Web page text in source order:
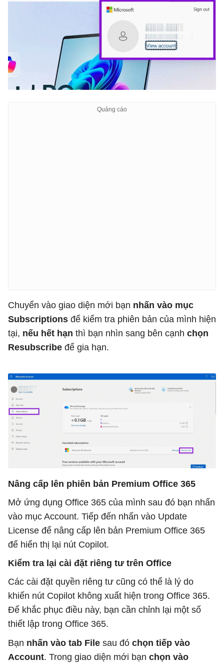
Chuyển vào giao diện mới bạn nhấn vào mục
Subscriptions để kiểm tra phiên bản của mình hiện
tại, nếu hết hạn thì bạn nhìn sang bên cạnh chọn
Resubscribe để gia hạn.
Nâng cấp lên phiên bản Premium Office 365
Mở ứng dụng Office 365 của mình sau đó bạn nhấn
vào mục Account. Tiếp đến nhấn vào Update
License để nâng cấp lên bản Premium Office 365
để hiển thị lại nút Copilot.
Kiểm tra lại cài đặt riêng tư trên Office
Các cài đặt quyền riêng tư cũng có thể là lý do
khiến nút Copilot không xuất hiện trong Office 365.
Để khắc phục điều này, bạn cần chỉnh lại một số
thiết lập trong Office 365.
Bạn nhấn vào tab File sau đó chọn tiếp vào
Account. Trong giao diện mới bạn chọn vào